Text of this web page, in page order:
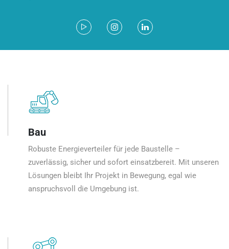
Bau
Robuste Energieverteiler für jede Baustelle –
zuverlässig, sicher und sofort einsatzbereit. Mit unseren
Lösungen bleibt Ihr Projekt in Bewegung, egal wie
anspruchsvoll die Umgebung ist.